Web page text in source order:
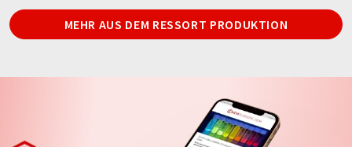
MEHR AUS DEM RESSORT PRODUKTION